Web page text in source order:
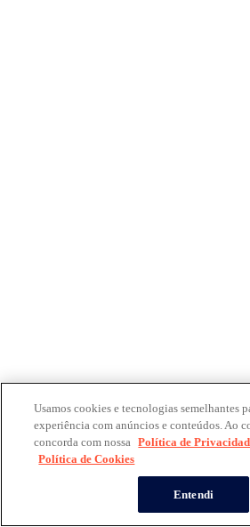
Usamos cookies e tecnologias semelhantes
experiência com anúncios e conteúdos. Ao
concorda com nossa Política de
Política de Cookies
Entendi